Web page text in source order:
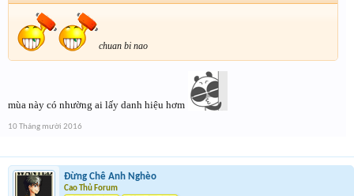
chuan bi nao
mùa này có nhường ai lấy danh hiệu hơm
10 Tháng mười 2016
Đừng Chê Anh Nghèo
Cao Thủ Forum